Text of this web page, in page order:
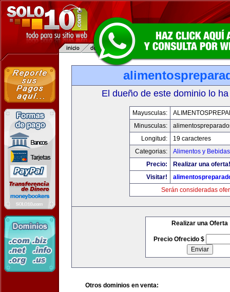
El dueño de este dominio lo
Mayusculas:
Minusculas:
Longitud:
19 caracteres
Categorias:
Alimentos y Bebidas
Precio:
Realizar una oferta!
Visitar!
Serán consideradas
Realizar una Oferta
Precio Ofrecido $
Otros dominios en venta: